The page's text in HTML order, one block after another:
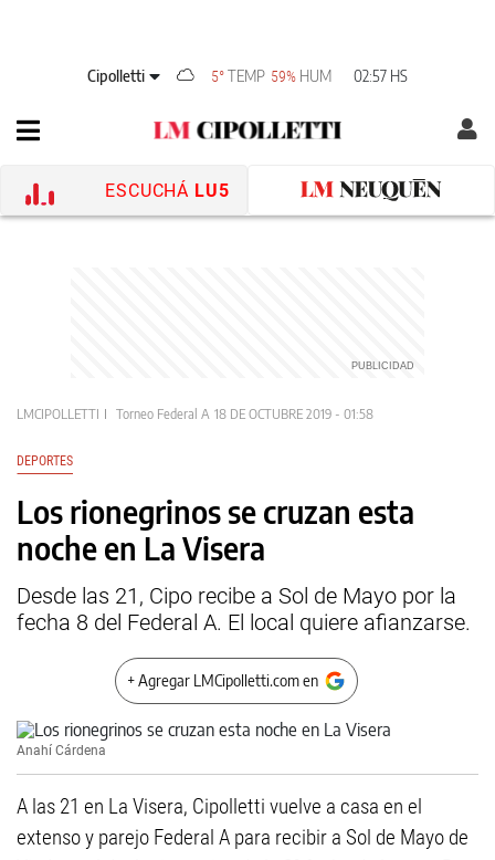
Cipolletti 5°TEMP 59% HUM 02:57 HS
ESCUCHÁ LU5
LMCIPOLLETTI Torneo Federal A 18 DE OCTUBRE 2019 - 01:58
DEPORTES
Los rionegrinos se cruzan esta
noche en La Visera
Desde las 21, Cipo recibe a Sol de Mayo por la
fecha 8 del Federal A. El local quiere afianzarse.
+ Agregar LMCipolletti.com en
Anahí Cárdena
A las 21 en La Visera, Cipolletti vuelve a casa en el
extenso y parejo Federal A para recibir a Sol de Mayo de